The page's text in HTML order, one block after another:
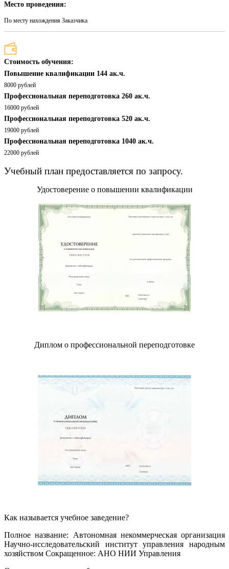
Место проведения:
По месту нахождения Заказчика
Стоимость обучения:
Повышение квалификации 144 ак.ч.
8000 рублей
Профессиональная переподготовка 260 ак.ч.
16000 рублей
Профессиональная переподготовка 520 ак.ч.
19000 рублей
Профессиональная переподготовка 1040 ак.ч.
22000 рублей
Учебный план предоставляется по запросу.
Удостоверение о повышении квалификации
Диплом о профессиональной переподготовке
Как называется учебное заведение?
Полное название: Автономная некоммерческая организация
Научно-исследовательский институт управления народным
хозяйством Сокращенное: АНО НИИ Управления